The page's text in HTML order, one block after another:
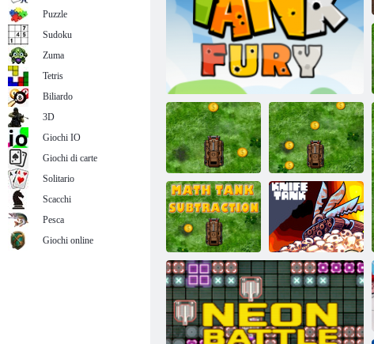
Guerre del carro armato
Fury del carro armato
Arrotondamento
del serbatoio
matematico
Math Tank Odd-
Even
Sottrazione
matematica del
carro armato
Carri armati a
coltelli
Puzzle
Sudoku
Zuma
Tetris
Biliardo
3D
Giochi IO
Giochi di carte
Solitario
Scacchi
Pesca
Giochi online